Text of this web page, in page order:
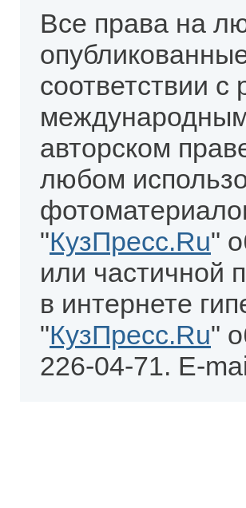
Все права на
соответствии с
авторском
любом
"КузПресс.Ru"
или частичной
в интернете
"КузПресс.Ru"
226-04-71. E-